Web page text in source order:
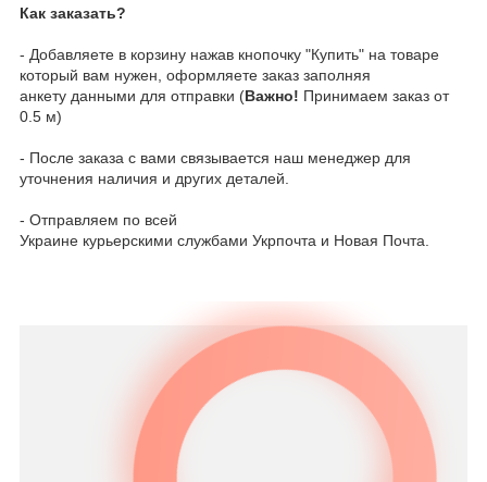
Как заказать?
- Добавляете в корзину нажав кнопочку "Купить" на товаре
который вам нужен, оформляете заказ заполняя
анкету данными для отправки (Важно! Принимаем заказ от
0.5 м)
- После заказа с вами связывается наш менеджер для
уточнения наличия и других деталей.
- Отправляем по всей
Украине курьерскими службами Укрпочта и Новая Почта.